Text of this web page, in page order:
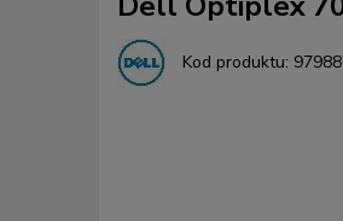
Kod produktu: 97988